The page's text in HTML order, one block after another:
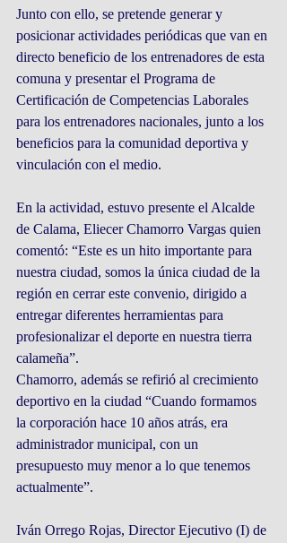
Junto con ello, se pretende generar y
posicionar actividades periódicas que van en
directo beneficio de los entrenadores de esta
comuna y presentar el Programa de
Certificación de Competencias Laborales
para los entrenadores nacionales, junto a los
beneficios para la comunidad deportiva y
vinculación con el medio.
En la actividad, estuvo presente el Alcalde
de Calama, Eliecer Chamorro Vargas quien
comentó: “Este es un hito importante para
nuestra ciudad, somos la única ciudad de la
región en cerrar este convenio, dirigido a
entregar diferentes herramientas para
profesionalizar el deporte en nuestra tierra
calameña”.
Chamorro, además se refirió al crecimiento
deportivo en la ciudad “Cuando formamos
la corporación hace 10 años atrás, era
administrador municipal, con un
presupuesto muy menor a lo que tenemos
actualmente”.
Iván Orrego Rojas, Director Ejecutivo (I) de